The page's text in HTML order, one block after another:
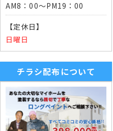
AM8：00～PM19：00
【定休日】
日曜日
チラシ配布について